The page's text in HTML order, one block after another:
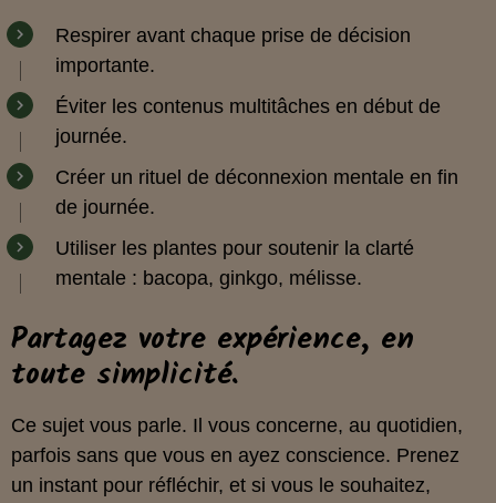
Respirer avant chaque prise de décision
importante.
Éviter les contenus multitâches en début de
journée.
Créer un rituel de déconnexion mentale en fin
de journée.
Utiliser les plantes pour soutenir la clarté
mentale : bacopa, ginkgo, mélisse.
Partagez votre expérience, en
toute simplicité.
Ce sujet vous parle. Il vous concerne, au quotidien,
parfois sans que vous en ayez conscience. Prenez
un instant pour réfléchir, et si vous le souhaitez,